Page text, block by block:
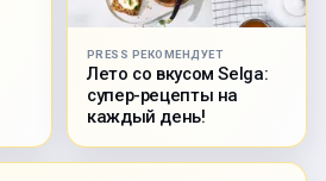
PRESS РЕКОМЕНДУЕТ
Лето со вкусом Selga:
супер-рецепты на
каждый день!